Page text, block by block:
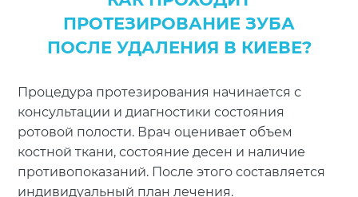
ПРОТЕЗИРОВАНИЕ ЗУБА
ПОСЛЕ УДАЛЕНИЯ В КИЕВЕ?
Процедура протезирования начинается с
консультации и диагностики состояния
ротовой полости. Врач оценивает объем
костной ткани, состояние десен и наличие
противопоказаний. После этого составляется
индивидуальный план лечения.